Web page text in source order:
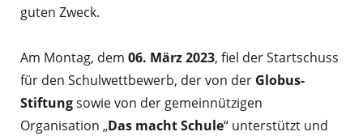
guten Zweck.
Am Montag, dem 06. März 2023, fiel der Startschuss
für den Schulwettbewerb, der von der Globus-
Stiftungsowie von der gemeinnützigen
Organisation „Das macht Schule“ unterstützt und